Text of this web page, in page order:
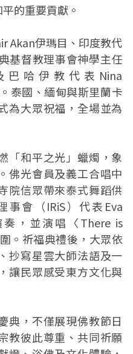
的重要貢獻。
Akan伊瑪目、印度教代
基督教理事會神學主任
巴哈伊教代表Nina
泰國、緬甸與斯里蘭卡
為大眾祝福，全場並為
「和平之光」蠟燭，象
佛光會員及義工合唱中
院信眾帶來泰式舞蹈供
事會（IRiS）代表Eva
，並演唱〈There is
。祈福典禮後，大眾依
抄寫星雲大師法語及一
讓民眾感受東方文化與
典，不僅展現佛教節日
教彼此尊重、共同祈願